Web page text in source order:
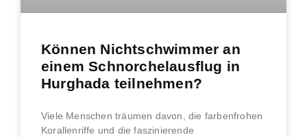
Können Nichtschwimmer an
einem Schnorchelausflug in
Hurghada teilnehmen?
Viele Menschen träumen davon, die farbenfrohen
Korallenriffe und die faszinierende